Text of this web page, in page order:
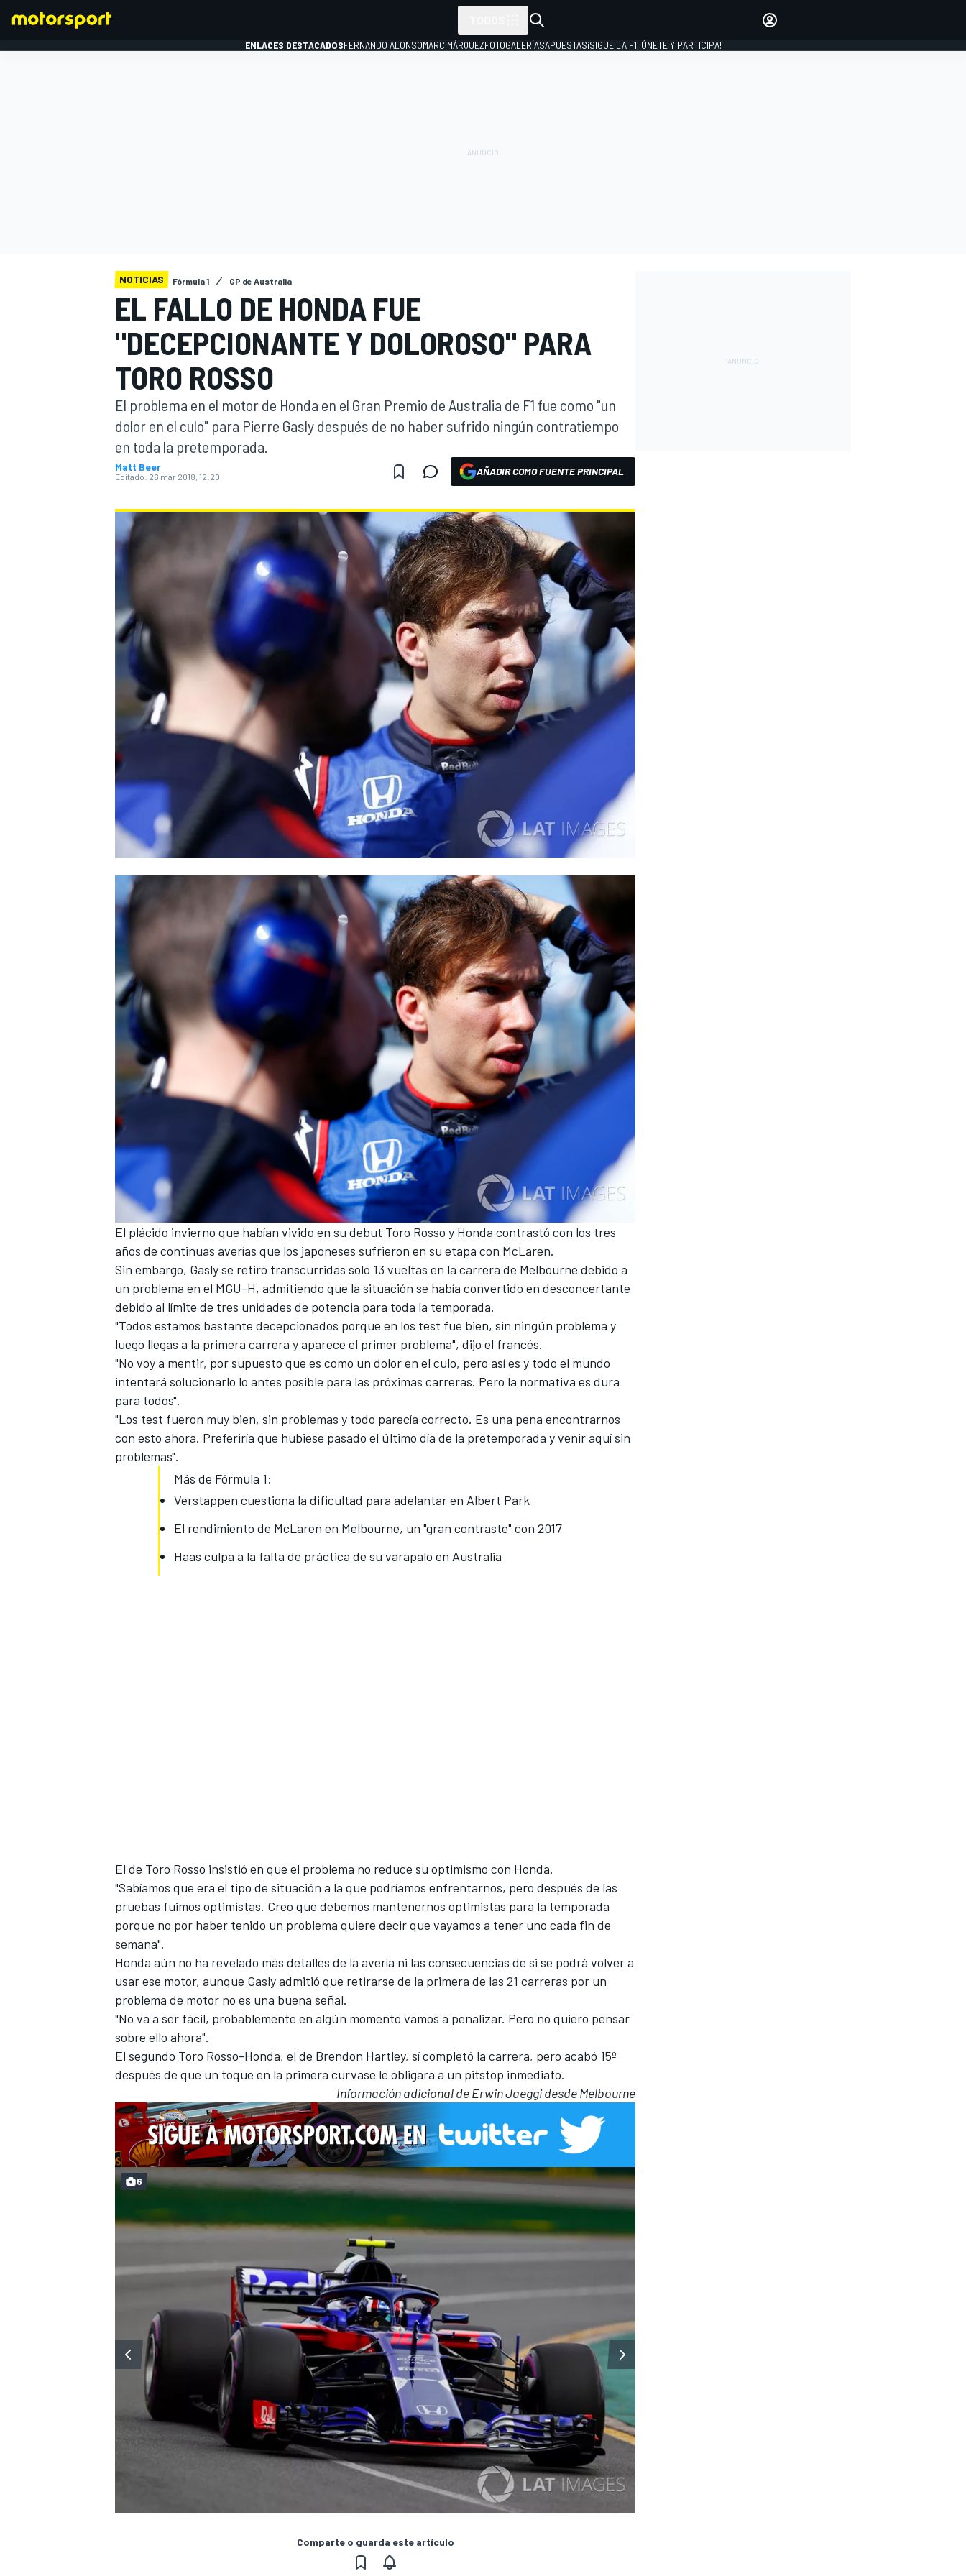
WEC FÓRMULA E
MÁS CATEGORÍAS
ENLACES DESTACADOSFERNANDO ALONSOMARC MÁRQUEZFOTOGALERÍASAPUESTAS¡SIGUE LA F1, ÚNETE Y PARTICIPA!
NOTICIAS Fórmula 1 GP de Australia
EL FALLO DE HONDA FUE
"DECEPCIONANTE Y DOLOROSO" PARA
TORO ROSSO
El problema en el motor de Honda en el Gran Premio de Australia de F1 fue como "un
dolor en el culo" para Pierre Gasly después de no haber sufrido ningún contratiempo
en toda la pretemporada.
Matt Beer
Editado: 26 mar 2018, 12:20 AÑADIR COMO FUENTE PRINCIPAL
El plácido invierno que habían vivido en su debut Toro Rosso y Honda contrastó con los tres
años de continuas averías que los japoneses sufrieron en su etapa con McLaren.
Sin embargo, Gaslyse retiró transcurridas solo 13 vueltas en la carrera de Melbourne debido a
un problema en el MGU-H, admitiendo que la situación se había convertido en desconcertante
debido al límite de tres unidades de potencia para toda la temporada.
"Todos estamos bastante decepcionados porque en los test fue bien, sin ningún problema y
luego llegas a la primera carrera y aparece el primer problema", dijo el francés.
"No voy a mentir, por supuesto que es como un dolor en el culo, pero así es y todo el mundo
intentará solucionarlo lo antes posible para las próximas carreras. Pero la normativa es dura
para todos".
"Los test fueron muy bien, sin problemas y todo parecía correcto. Es una pena encontrarnos
con esto ahora. Preferiría que hubiese pasado el último día de la pretemporada y venir aquí sin
problemas".
Más de Fórmula 1:
Verstappen cuestiona la dificultad para adelantar en Albert Park
El rendimiento de McLaren en Melbourne, un "gran contraste" con 2017
Haas culpa a la falta de práctica de su varapalo en Australia
El de Toro Rosso insistió en que el problema no reduce su optimismo con Honda.
"Sabíamos que era el tipo de situación a la que podríamos enfrentarnos, pero después de las
pruebas fuimos optimistas. Creo que debemos mantenernos optimistas para la temporada
porque no por haber tenido un problema quiere decir que vayamos a tener uno cada fin de
semana".
Honda aún no ha revelado más detalles de la avería ni las consecuencias de si se podrá volver a
usar ese motor, aunque Gasly admitió que retirarse de la primera de las 21 carreras por un
problema de motor no es una buena señal.
"No va a ser fácil, probablemente en algún momento vamos a penalizar. Pero no quiero pensar
sobre ello ahora".
El segundo Toro Rosso-Honda, el de Brendon Hartley, sí completó la carrera, pero acabó 15º
después de que un toque en la primera curvase le obligara a un pitstop inmediato.
Información adicional de Erwin Jaeggi desde Melbourne
6
Comparte o guarda este artículo